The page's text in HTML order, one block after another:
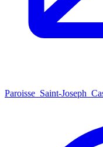
Paroisse_Saint-